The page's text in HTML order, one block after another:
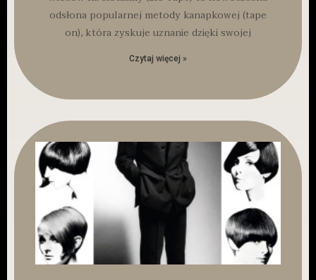
odsłona popularnej metody kanapkowej (tape
on), która zyskuje uznanie dzięki swojej
Czytaj więcej »